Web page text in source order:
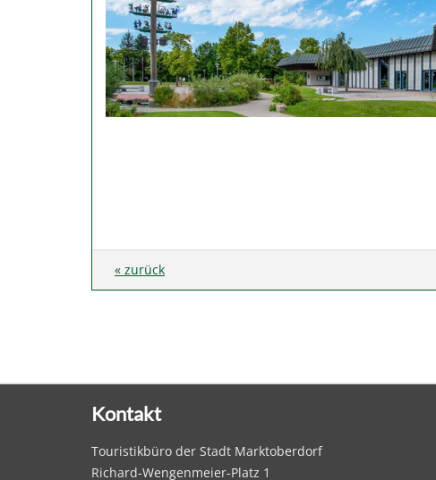
« zurück
Kontakt
Touristikbüro der Stadt Marktoberdorf
Richard-Wengenmeier-Platz 1